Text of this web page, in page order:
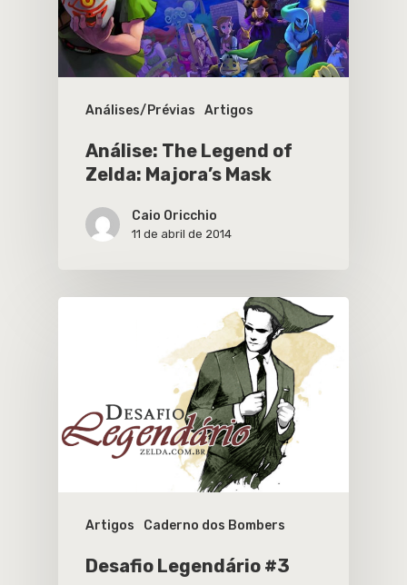
Análises/Prévias Artigos
Análise: The Legend of
Zelda: Majora’s Mask
Caio Oricchio
11 de abril de 2014
Artigos Caderno dos Bombers
Desafio Legendário #3